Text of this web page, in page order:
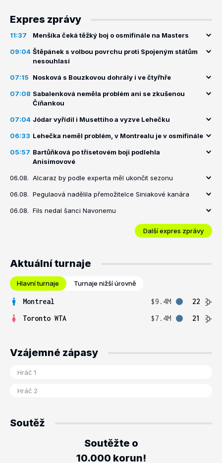
Expres zprávy
11:37 Menšíka čeká těžký boj o osmifinále na Masters
09:04 Štěpánek s volbou povrchu proti Spojeným státům
nesouhlasí
07:15 Nosková s Bouzkovou dohrály i ve čtyřhře
07:08 Sabalenková neměla problém ani se zkušenou
Číňankou
07:04 Jódar vyřídil i Musettiho a vyzve Lehečku
06:33 Lehečka neměl problém, v Montrealu je v osmifinále
05:57 Bartůňková po třísetovém boji podlehla
Anisimovové
06.08. Alcaraz by podle experta měl ukončit sezonu
06.08. Pegulaová nadělila přemožitelce Siniakové kanára
06.08. Fils nedal šanci Navonemu
Další expres zprávy
Aktuální turnaje
Hlavní turnaje Turnaje nižší úrovně
Montreal $9.4M
22
Toronto WTA
$7.4M 21
Vzájemné zápasy
Soutěž
Soutěžte o
10.000 korun!